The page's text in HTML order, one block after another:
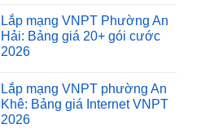
Lắp mạng VNPT Phường An
Hải: Bảng giá 20+ gói cước
2026
Lắp mạng VNPT phường An
Khê: Bảng giá Internet VNPT
2026